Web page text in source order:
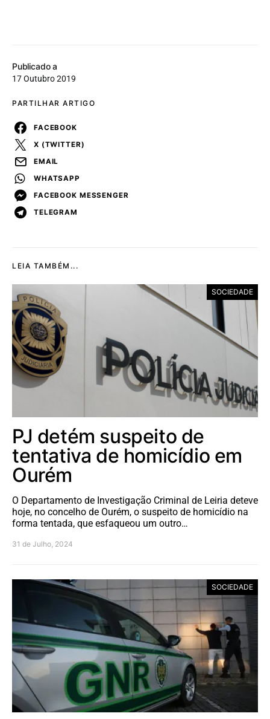
Publicado a
17 Outubro 2019
PARTILHAR ARTIGO
FACEBOOK
X (TWITTER)
EMAIL
WHATSAPP
FACEBOOK MESSENGER
TELEGRAM
LEIA TAMBÉM...
SOCIEDADE
PJ detém suspeito de
tentativa de homicídio em
Ourém
O Departamento de Investigação Criminal de Leiria deteve
hoje, no concelho de Ourém, o suspeito de homicídio na
forma tentada, que esfaqueou um outro…
31 de Julho, 2024
SOCIEDADE